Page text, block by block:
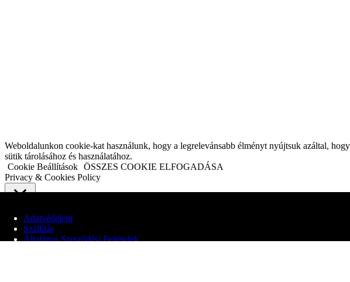
Adatvédelem
Szállítás
Általános Szerződési Feltételek
Weboldalunkon cookie-kat használunk, hogy a legrelevánsabb élményt nyújtsuk azáltal,
sütik tárolásához és használatához.
Cookie Beállítások ÖSSZES COOKIE ELFOGADÁSA
Privacy & Cookies Policy
Adatvédelmi áttekintés